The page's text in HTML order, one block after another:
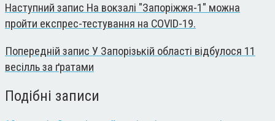
Наступний запис На вокзалі "Запоріжжя-1" можна
пройти експрес-тестування на COVID-19.
Попередній запис У Запорізькій області відбулося 11
весілль за ґратами
Подібні записи